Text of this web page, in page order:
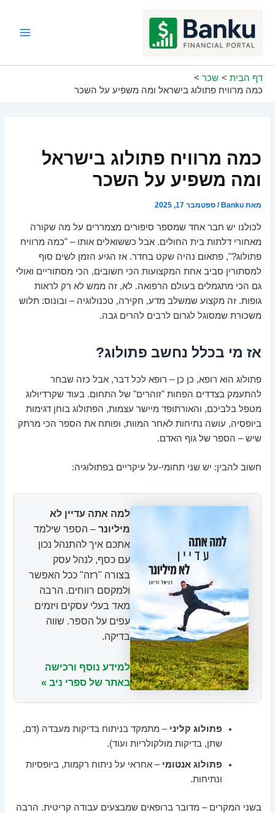
דף הבית
שכר
כמה מרוויח פתולוג בישראל ומה משפיע על השכר
כמה מרוויח פתולוג בישראל
ומה משפיע על השכר
מאתBanku
/ספטמבר 17, 2025
לכולנו יש חבר אחד שמספר סיפורים מצמררים על מה שקורה
מאחורי דלתות בית החולים. אבל כששואלים אותו – "כמה מרוויח
פתולוג?", פתאום נהיה שקט בחדר. אז הגיע הזמן לשים סוף
למסתורין סביב אחת המקצועות הכי חשובים, הכי מסתוריים ואולי
גם הכי מתגמלים בעולם הרפואה. לא, זה ממש לא רק לראות
גופות. זה מקצוע שמשלב מדע, חקירה, טכנולוגיה – ובונוס: תלוש
משכורת שמסוגל לגרום לרבים להרים גבה.
אז מי בכלל נחשב פתולוג?
פתולוג הוא רופא, כן כן – רופא לכל דבר, אבל כזה שבחר
להתעמק בצדדים הפחות "זוהרים" של התחום. בעוד שקרדיולוג
מטפל בלביכם, והאורתופד מיישר עצמות, הפתולוג בוחן דגימות
ביופסיה, עושה נתיחות לאחר המוות, ופותח את הספר הכי מרתק
שיש – הספר של גוף האדם.
חשוב להבין: יש שני תחומי-על עיקריים בפתולוגיה:
למה אתה עדיין לא
מיליונר – הספר שילמד
אתכם איך להתנהל נכון
עם כסף, לנהל עסק
בצורה "רזה" ככל האפשר
ולמקסם רווחים. הרבה
מאד בעלי עסקים ויזמים
עפים על הספר. שווה
בדיקה.
למידע נוסף ורכישה
באתר של ספרי ניב »
פתולוג קליני – מתמקד בניתוח בדיקות מעבדה (דם,
שתן, בדיקות מולקולריות ועוד).
פתולוג אנטומי – אחראי על ניתוח רקמות, ביופסיות
ונתיחות.
בשני המקרים – מדובר ברופאים שמבצעים עבודה קריטית. הרבה